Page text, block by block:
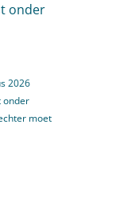
onder
2026
onder
moet